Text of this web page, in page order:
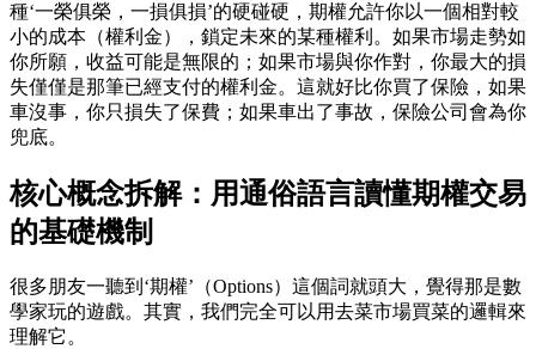
種‘一榮俱榮，一損俱損’的硬碰硬，期權允許你以一個相對較
小的成本（權利金），鎖定未來的某種權利。如果市場走勢如
你所願，收益可能是無限的；如果市場與你作對，你最大的損
失僅僅是那筆已經支付的權利金。這就好比你買了保險，如果
車沒事，你只損失了保費；如果車出了事故，保險公司會為你
兜底。
核心概念拆解：用通俗語言讀懂期權交易
的基礎機制
很多朋友一聽到‘期權’（Options）這個詞就頭大，覺得那是數
學家玩的遊戲。其實，我們完全可以用去菜市場買菜的邏輯來
理解它。